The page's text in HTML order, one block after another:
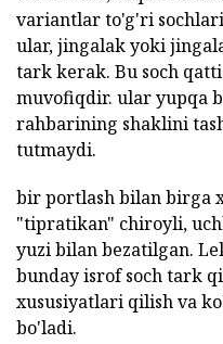
variantlar to'g'ri
ular, jingalak yoki
tark kerak. Bu soch
muvofiqdir. ular yupqa
rahbarining shaklini
tutmaydi.
bir portlash bilan birga
"tipratikan" chiroyli,
yuzi bilan bezatilgan.
bunday isrof soch tark
xususiyatlari qilish va
bo'ladi.